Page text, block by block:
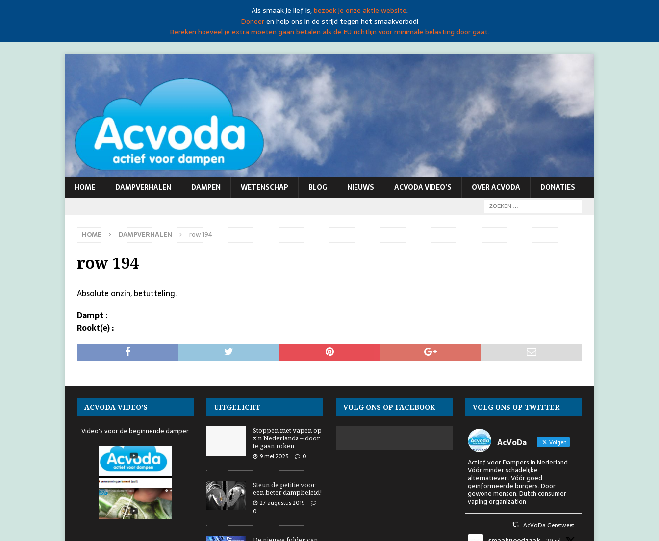
Als smaak je lief is,bezoek je onze aktie website.
Doneeren help ons in de strijd tegen het smaakverbod!
Bereken hoeveel je extra moeten gaan betalen als de EU richtlijn voor minimale belasting door gaat.
HOME DAMPVERHALEN DAMPEN WETENSCHAP BLOG NIEUWS ACVODA VIDEO’S OVER ACVODA DONATIES
HOME DAMPVERHALEN row 194
row 194
Absolute onzin, betutteling.
Dampt :
Rookt(e) :
ACVODA VIDEO’S
Video's voor de beginnende damper.
UITGELICHT
Stoppen met vapen op
z’n Nederlands – door
te gaan roken
9 mei 2025
0
Steun de petitie voor
een beter dampbeleid!
27 augustus 2019
0
VOLG ONS OP FACEBOOK VOLG ONS OP TWITTER
AcVoDa Volgen
Actief voor Dampers in Nederland.
Vóór minder schadelijke
alternatieven. Vóór goed
geinformeerde burgers. Door
gewone mensen. Dutch consumer
vaping organization
AcVoDa Geretweet